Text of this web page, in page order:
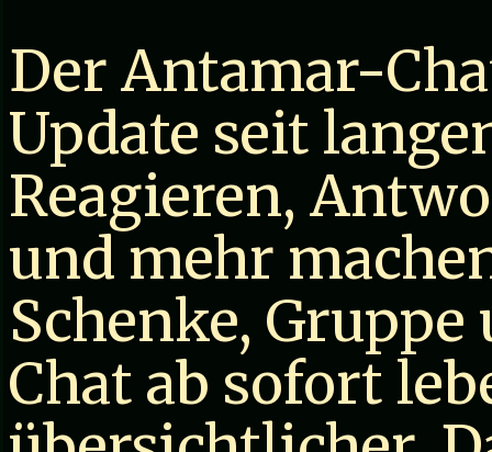
Der Antamar-
Update seit
Reagieren,
und mehr
Schenke,
Chat ab sofort